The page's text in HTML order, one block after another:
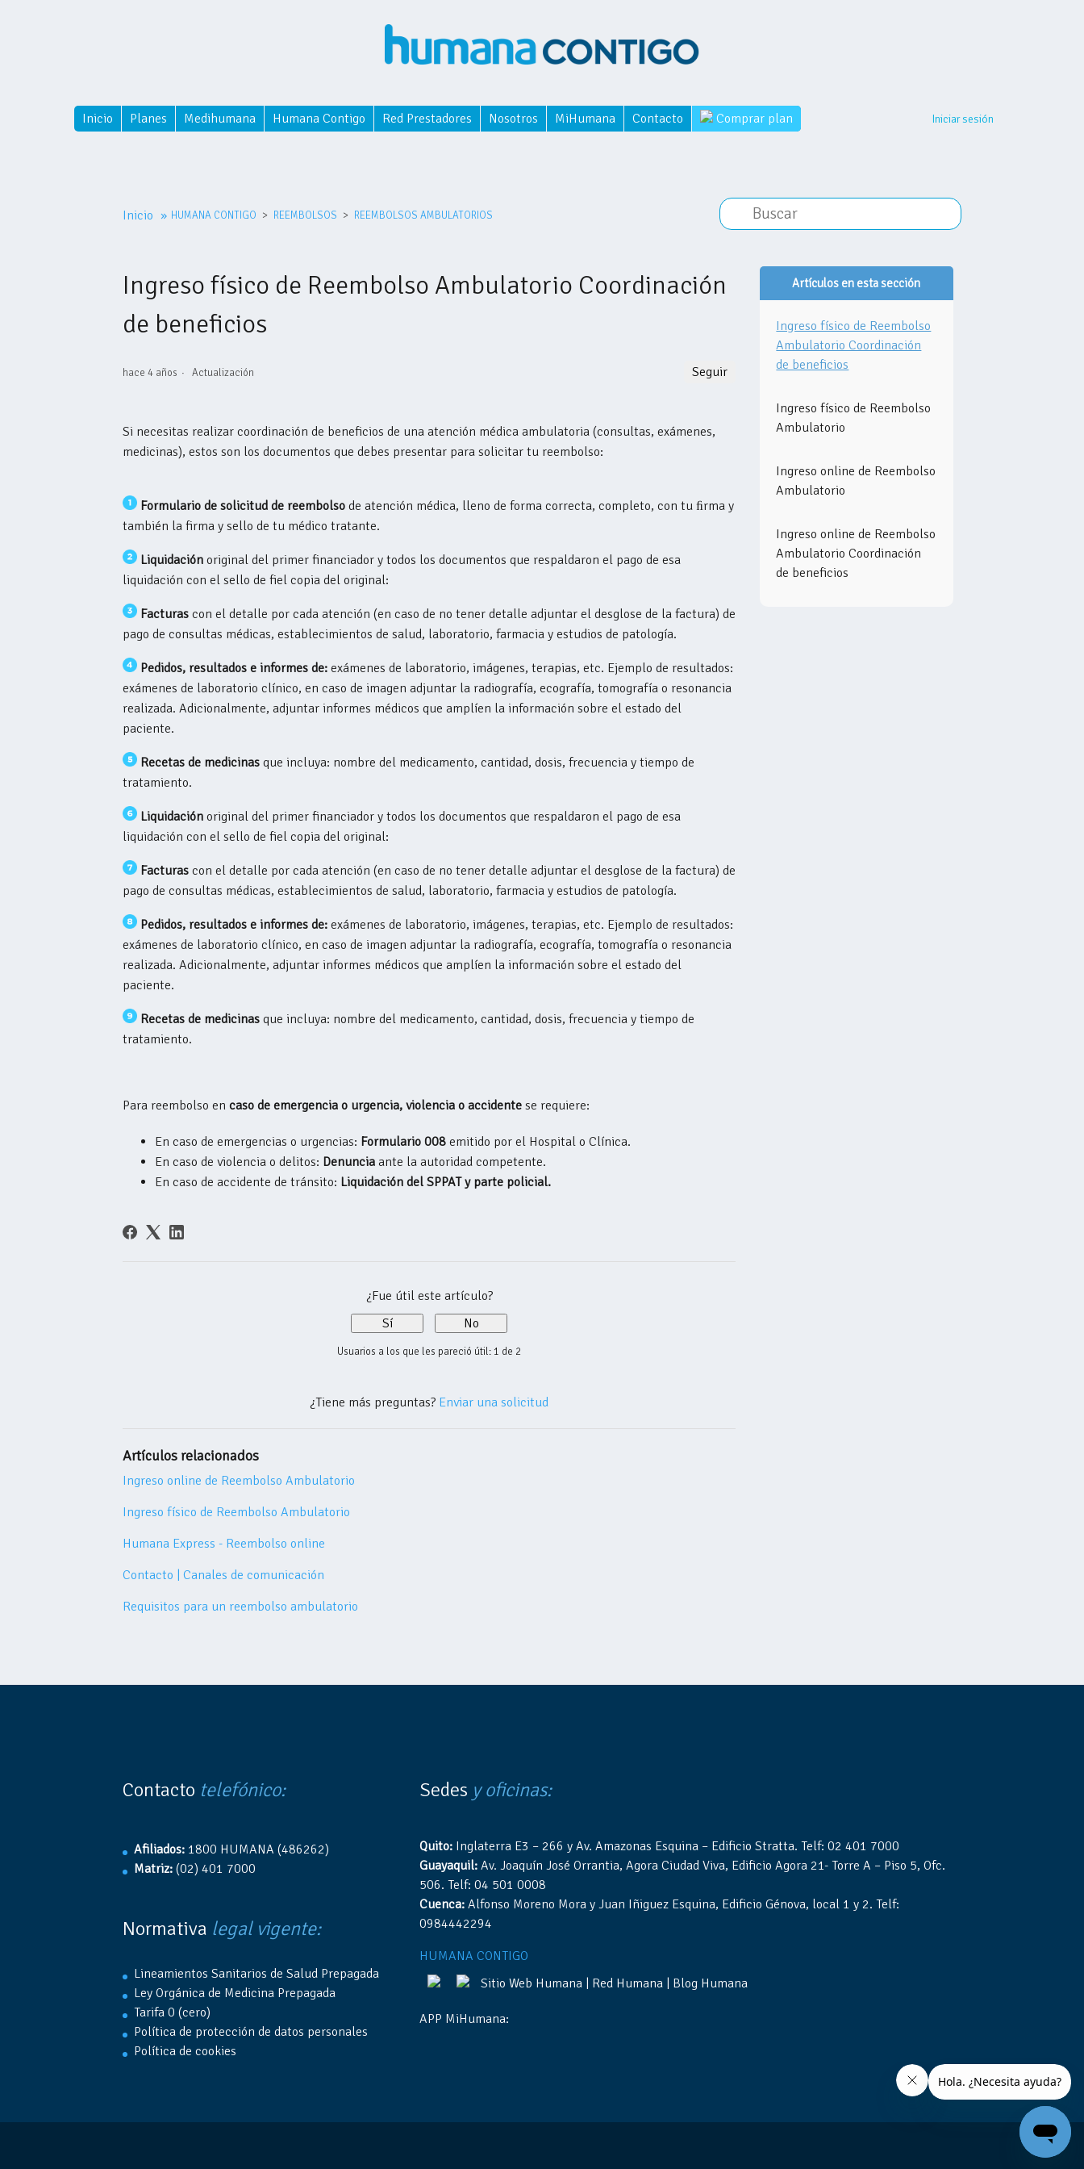
Inicio Planes Medihumana Humana Contigo Red Prestadores Nosotros MiHumana Contacto Comprar plan Iniciar sesión
Inicio » HUMANA CONTIGO REEMBOLSOS REEMBOLSOS AMBULATORIOS
Ingreso físico de Reembolso Ambulatorio Coordinación
de beneficios
hace 4 años Actualización Seguir Nadie lo sigue aún
Si necesitas realizar coordinación de beneficios de una atención médica ambulatoria (consultas, exámenes,
medicinas), estos son los documentos que debes presentar para solicitar tu reembolso:
Formulario de solicitud de reembolso de atención médica, lleno de forma correcta, completo, con tu ﬁrma y
también la firma y sello de tu médico tratante.
Liquidación original del primer financiador y todos los documentos que respaldaron el pago de esa
liquidación con el sello de fiel copia del original:
Facturas con el detalle por cada atención (en caso de no tener detalle adjuntar el desglose de la factura) de
pago de consultas médicas, establecimientos de salud, laboratorio, farmacia y estudios de patología.
Pedidos, resultados e informes de: exámenes de laboratorio, imágenes, terapias, etc. Ejemplo de resultados:
exámenes de laboratorio clínico, en caso de imagen adjuntar la radiografía, ecografía, tomografía o resonancia
realizada. Adicionalmente, adjuntar informes médicos que amplíen la información sobre el estado del
paciente.
Recetas de medicinas que incluya: nombre del medicamento, cantidad, dosis, frecuencia y tiempo de
tratamiento.
Liquidación original del primer financiador y todos los documentos que respaldaron el pago de esa
liquidación con el sello de fiel copia del original:
Facturas con el detalle por cada atención (en caso de no tener detalle adjuntar el desglose de la factura) de
pago de consultas médicas, establecimientos de salud, laboratorio, farmacia y estudios de patología.
Pedidos, resultados e informes de: exámenes de laboratorio, imágenes, terapias, etc. Ejemplo de resultados:
exámenes de laboratorio clínico, en caso de imagen adjuntar la radiografía, ecografía, tomografía o resonancia
realizada. Adicionalmente, adjuntar informes médicos que amplíen la información sobre el estado del
paciente.
Recetas de medicinas que incluya: nombre del medicamento, cantidad, dosis, frecuencia y tiempo de
tratamiento.
Para reembolso en caso de emergencia o urgencia, violencia o accidente se requiere:
En caso de emergencias o urgencias: Formulario 008 emitido por el Hospital o Clínica.
En caso de violencia o delitos: Denuncia ante la autoridad competente.
En caso de accidente de tránsito: Liquidación del SPPAT y parte policial.
¿Fue útil este artículo?
Sí
No
Usuarios a los que les pareció útil: 1 de 2
¿Tiene más preguntas? Enviar una solicitud
Artículos relacionados
Ingreso online de Reembolso Ambulatorio
Ingreso físico de Reembolso Ambulatorio
Humana Express - Reembolso online
Contacto | Canales de comunicación
Requisitos para un reembolso ambulatorio
Artículos en esta sección
Ingreso físico de Reembolso
Ambulatorio Coordinación
de beneficios
Ingreso físico de Reembolso
Ambulatorio
Ingreso online de Reembolso
Ambulatorio
Ingreso online de Reembolso
Ambulatorio Coordinación
de beneficios
Contacto telefónico:
Afiliados: 1800 HUMANA (486262)
Matriz: (02) 401 7000
Normativa legal vigente:
Lineamientos Sanitarios de Salud Prepagada
Ley Orgánica de Medicina Prepagada
Tarifa 0 (cero)
Política de protección de datos personales
Política de cookies
Sedes y oficinas:
Quito: Inglaterra E3 – 266 y Av. Amazonas Esquina – Edificio Stratta. Telf: 02 401 7000
Guayaquil: Av. Joaquín José Orrantia, Agora Ciudad Viva, Edificio Agora 21- Torre A – Piso 5, Ofc.
506. Telf: 04 501 0008
Cuenca: Alfonso Moreno Mora y Juan Iñiguez Esquina, Edificio Génova, local 1 y 2. Telf:
0984442294
HUMANA CONTIGO
Sitio Web Humana | Red Humana | Blog Humana
APP MiHumana: